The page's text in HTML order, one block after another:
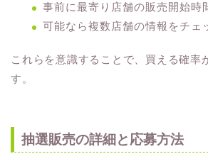
事前に最寄り店舗の販売開始時
可能なら複数店舗の情報をチェ
これらを意識することで、買える確率
す。
抽選販売の詳細と応募方法